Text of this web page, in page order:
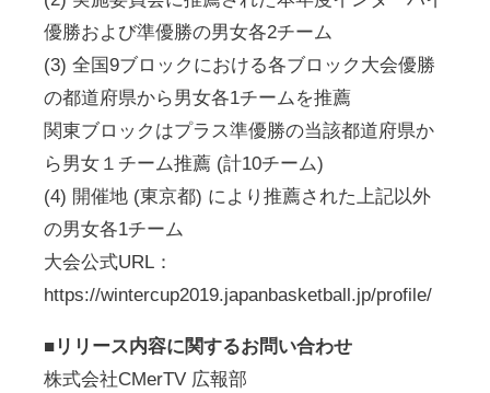
優勝および準優勝の男女各2チーム
(3) 全国9ブロックにおける各ブロック大会優勝
の都道府県から男女各1チームを推薦
関東ブロックはプラス準優勝の当該都道府県か
ら男女１チーム推薦 (計10チーム)
(4) 開催地 (東京都) により推薦された上記以外
の男女各1チーム
大会公式URL：
https://wintercup2019.japanbasketball.jp/profile/
■リリース内容に関するお問い合わせ
株式会社CMerTV 広報部